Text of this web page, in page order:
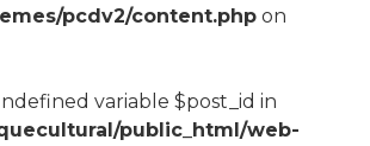
pcdv2/content.phpon
variable $post_id in
public_html/web-